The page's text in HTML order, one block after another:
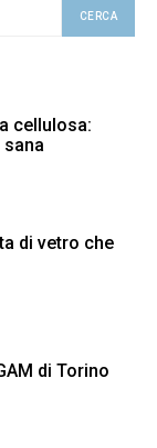
CERCA
cellulosa:
di vetro che
di Torino